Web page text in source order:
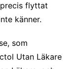
flyttat
känner.
som
Utan Läkare